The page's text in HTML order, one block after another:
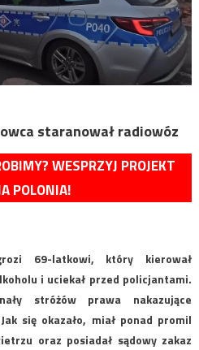
staranował radiowóz
WESPRZYJ PROJEKT
POLONIA!
69-latkowi, który kierował
i uciekał przed policjantami.
stróżów prawa nakazujące
się okazało, miał ponad promil
oraz posiadał sądowy zakaz